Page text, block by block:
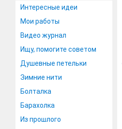
Интересные идеи
Мои работы
Видео журнал
Ищу, помогите советом
Душевные петельки
Зимние нити
Болталка
Барахолка
Из прошлого